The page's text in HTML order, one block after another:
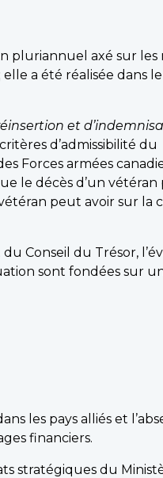
pluriannuel axé sur les
a été réalisée dans
et
d’admissibilité du
Forces armées
le décès d’un
peut avoir sur la
Conseil du Trésor,
sont fondées sur
les pays alliés et
financiers.
stratégiques du